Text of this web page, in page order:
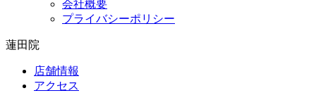
会社概要
プライバシーポリシー
蓮田院
店舗情報
アクセス